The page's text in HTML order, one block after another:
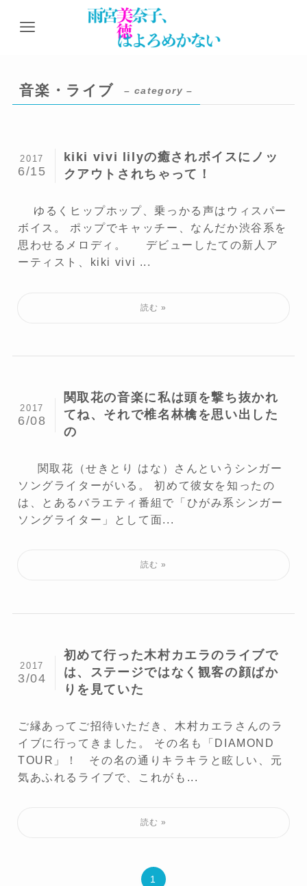
音楽・ライブ – category –
kiki vivi lilyの癒されボイスにノッ
クアウトされちゃって！
2017
6/15
ゆるくヒップホップ、乗っかる声はウィスパー
ボイス。 ポップでキャッチー、なんだか渋谷系を
思わせるメロディ。 デビューしたての新人ア
ーティスト、kiki vivi ...
関取花の音楽に私は頭を撃ち抜かれ
てね、それで椎名林檎を思い出した
の
2017
6/08
関取花（せきとり はな）さんというシンガー
ソングライターがいる。 初めて彼女を知ったの
は、とあるバラエティ番組で「ひがみ系シンガー
ソングライター」として面...
初めて行った木村カエラのライブで
は、ステージではなく観客の顔ばか
りを見ていた
2017
3/04
ご縁あってご招待いただき、木村カエラさんのラ
イブに行ってきました。 その名も「DIAMOND
TOUR」！ その名の通りキラキラと眩しい、元
気あふれるライブで、これがも...
1